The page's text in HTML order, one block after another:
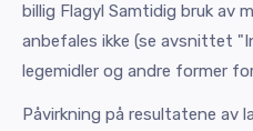
billig Flagyl Samtidig bruk av
anbefales ikke (se avsnittet
legemidler og andre former
Påvirkning på resultatene av